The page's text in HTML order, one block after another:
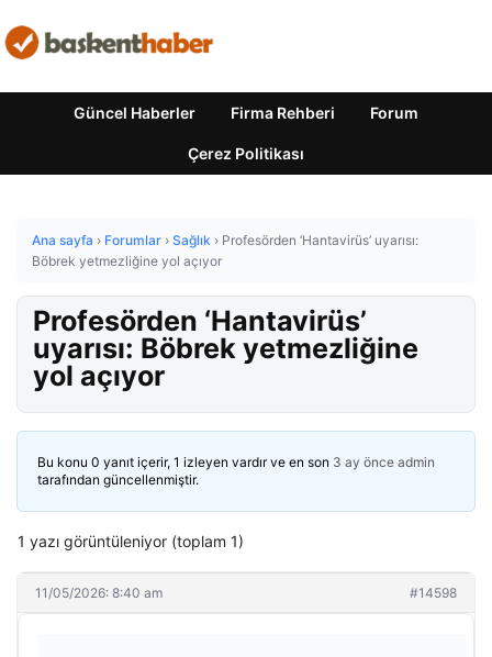
Güncel Haberler Firma Rehberi Forum
Çerez Politikası
Ana sayfa › Forumlar › Sağlık › Profesörden ‘Hantavirüs’ uyarısı:
Böbrek yetmezliğine yol açıyor
Profesörden ‘Hantavirüs’
uyarısı: Böbrek yetmezliğine
yol açıyor
Bu konu 0 yanıt içerir, 1 izleyen vardır ve en son 3 ay önce admin
tarafından güncellenmiştir.
1 yazı görüntüleniyor (toplam 1)
11/05/2026: 8:40 am #14598